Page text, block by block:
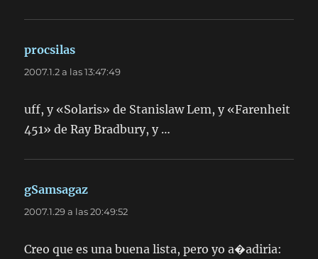
procsilas
2007.1.2 a las 13:47:49
uff, y «Solaris» de Stanislaw Lem, y «Farenheit
451» de Ray Bradbury, y …
gSamsagaz
2007.1.29 a las 20:49:52
Creo que es una buena lista, pero yo a�adiria: